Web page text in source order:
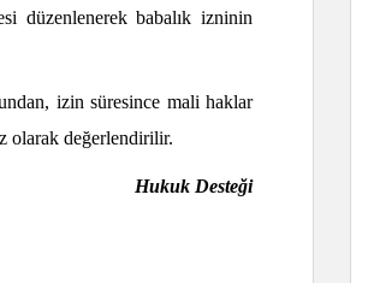
düzenlenerek babalık izninin
izin süresince mali haklar
olarak değerlendirilir.